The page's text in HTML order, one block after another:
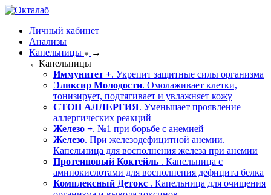
Личный кабинет
Анализы
Капельницы
→
←Капельницы
Иммунитет +. Укрепит защитные силы организма
Эликсир Молодости. Омолаживает клетки,
тонизирует, подтягивает и увлажняет кожу
СТОП АЛЛЕРГИЯ. Уменьшает проявление
аллергических реакций
Железо +. №1 при борьбе с анемией
Железо. При железодефицитной анемии.
Капельница для восполнения железа при анемии
Протеиновый Коктейль . Капельница с
аминокислотами для восполнения дефицита белка
Комплексный Детокс . Капельница для очищения